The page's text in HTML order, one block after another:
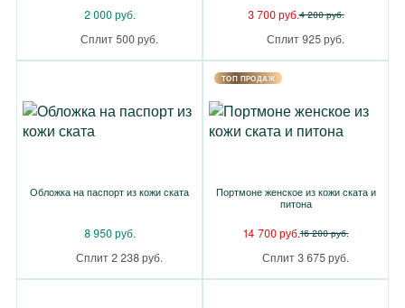
2 000 руб.
Сплит 500 руб.
3 700 руб.4 200 руб.
Сплит 925 руб.
Обложка на паспорт из кожи ската
8 950 руб.
Сплит 2 238 руб.
TOП ПРОДАЖ
Портмоне женское из кожи ската и
питона
14 700 руб.16 200 руб.
Сплит 3 675 руб.